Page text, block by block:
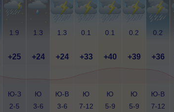
1.9 1.3 1.3 0.1 0.1 0.2 0.2
+25 +24 +24 +33 +40 +39 +36
Ю-З
2-5
Ю
3-6
Ю-В
3-6
Ю
7-12
Ю
5-9
Ю
5-9
Ю-В
7-12